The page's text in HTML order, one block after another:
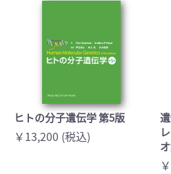
ヒトの分子遺伝学 第5版
￥13,200 (税込)